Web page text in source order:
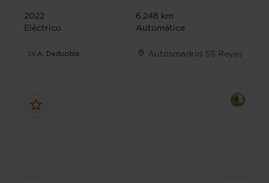
2022
6.248 km
Eléctrico
Automática
I.V.A. Deducible Autosmadrid SS Reyes